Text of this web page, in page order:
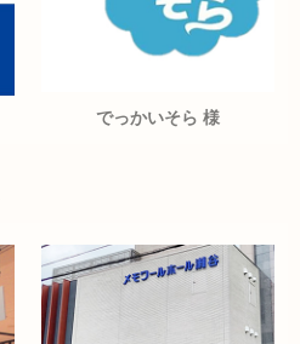
でっかいそら 様